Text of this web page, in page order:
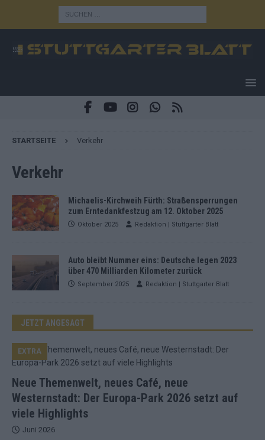
STARTSEITE Verkehr
Verkehr
Michaelis-Kirchweih Fürth: Straßensperrungen
zum Erntedankfestzug am 12. Oktober 2025
Oktober 2025 Redaktion | Stuttgarter Blatt
Auto bleibt Nummer eins: Deutsche legen 2023
über 470 Milliarden Kilometer zurück
September 2025 Redaktion | Stuttgarter Blatt
JETZT ANGESAGT
Neue Themenwelt, neues Café, neue
Westernstadt: Der Europa-Park 2026 setzt auf
viele Highlights
EXTRA
Juni 2026